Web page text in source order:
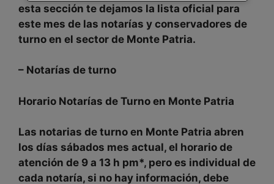
esta sección te dejamos la lista oficial para
este mes de las notarías y conservadores de
turno en el sector de Monte Patria.
– Notarías de turno
Horario Notarías de Turno en Monte Patria
Las notarias de turno en Monte Patria abren
los días sábados mes actual, el horario de
atención de 9 a 13 h pm*, pero es individual de
cada notaría, si no hay información, debe